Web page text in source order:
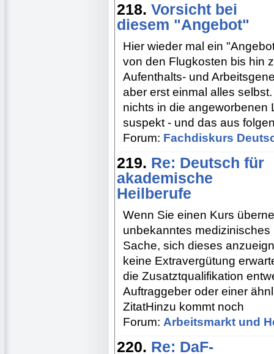
218. Vorsicht bei
diesem "Angebot"
Hier wieder mal ein
von den Flugkosten bis hin
Aufenthalts- und
aber erst einmal alles
nichts in die angeworbenen
suspekt - und das aus
Forum: Fachdiskurs
219. Re: Deutsch für
akademische
Heilberufe
Wenn Sie einen Kurs
unbekanntes
Sache, sich dieses
keine Extravergütung
die Zusatztqualifikation
Auftraggeber oder einer
ZitatHinzu kommt noch
Forum: Arbeitsmarkt und
220. Re: DaF-